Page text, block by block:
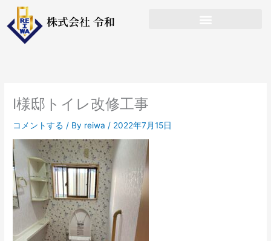
株式会社 令和
I様邸トイレ改修工事
コメントする / By reiwa / 2022年7月15日